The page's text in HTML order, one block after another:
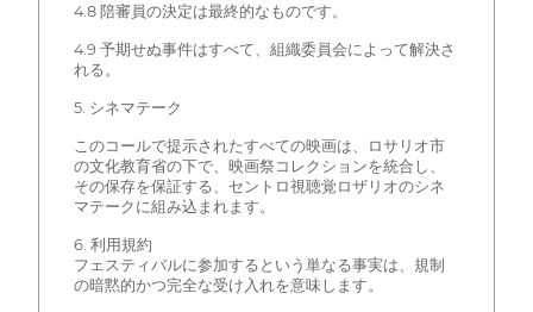
4.8 陪審員の決定は最終的なものです。
4.9 予期せぬ事件はすべて、組織委員会によって解決さ
れる。
5. シネマテーク
このコールで提示されたすべての映画は、ロサリオ市
の文化教育省の下で、映画祭コレクションを統合し、
その保存を保証する、セントロ視聴覚ロザリオのシネ
マテークに組み込まれます。
6. 利用規約
フェスティバルに参加するという単なる事実は、規制
の暗黙的かつ完全な受け入れを意味します。